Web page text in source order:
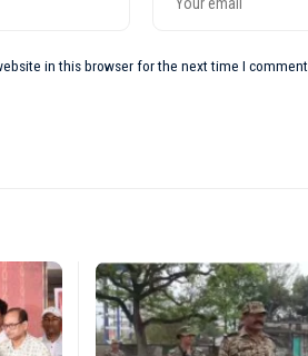
in this browser for the next time I comment.